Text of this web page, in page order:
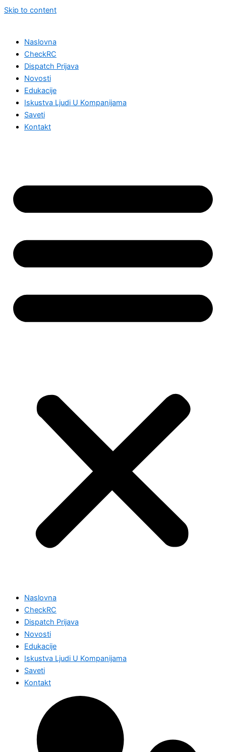
Skip to content
Naslovna
CheckRC
Dispatch Prijava
Novosti
Edukacije
Iskustva Ljudi U Kompanijama
Saveti
Kontakt
Naslovna
CheckRC
Dispatch Prijava
Novosti
Edukacije
Iskustva Ljudi U Kompanijama
Saveti
Kontakt